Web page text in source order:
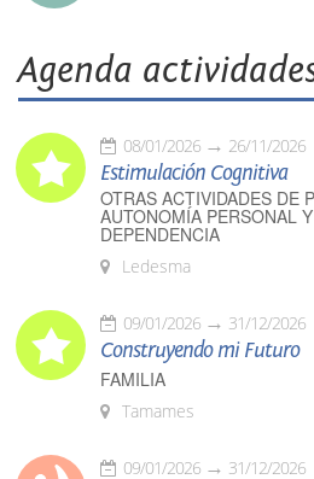
Agenda
08/01/2026 26/11/2026
Estimulación Cognitiva
OTRAS ACTIVIDADES DE
AUTONOMÍA PERSONAL
DEPENDENCIA
Ledesma
09/01/2026 31/12/2026
Construyendo mi Futuro
FAMILIA
Tamames
09/01/2026 31/12/2026